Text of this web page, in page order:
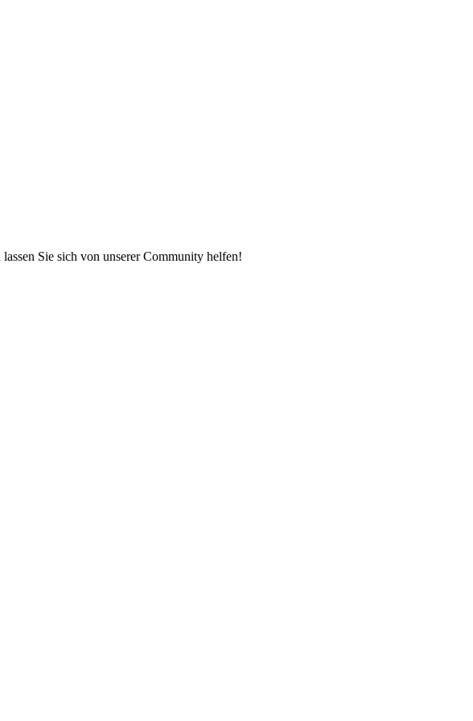
Sie sich von unserer Community helfen!